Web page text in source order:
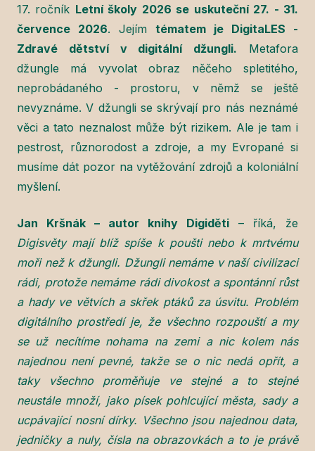
17. ročník Letní školy 2026 se uskuteční 27. - 31.
července 2026. Jejím tématem je DigitaLES -
Zdravé dětství v digitální džungli. Metafora
džungle má vyvolat obraz něčeho spletitého,
neprobádaného - prostoru, v němž se ještě
nevyznáme. V džungli se skrývají pro nás neznámé
věci a tato neznalost může být rizikem. Ale je tam i
pestrost, různorodost a zdroje, a my Evropané si
musíme dát pozor na vytěžování zdrojů a koloniální
myšlení.
Jan Kršnák – autor knihy Digiděti – říká, že
Digisvěty mají blíž spíše k poušti nebo k mrtvému
moři než k džungli. Džungli nemáme v naší civilizaci
rádi, protože nemáme rádi divokost a spontánní růst
a hady ve větvích a skřek ptáků za úsvitu. Problém
digitálního prostředí je, že všechno rozpouští a my
se už necítíme nohama na zemi a nic kolem nás
najednou není pevné, takže se o nic nedá opřít, a
taky všechno proměňuje ve stejné a to stejné
neustále množí, jako písek pohlcující města, sady a
ucpávající nosní dírky. Všechno jsou najednou data,
jedničky a nuly, čísla na obrazovkách a to je právě